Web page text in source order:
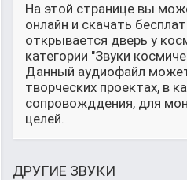
На этой странице вы
онлайн и скачать
открывается дверь у
категории "Звуки
Данный аудиофайл
творческих проектах, в
сопровожддения, для
целей.
ДРУГИЕ ЗВУКИ